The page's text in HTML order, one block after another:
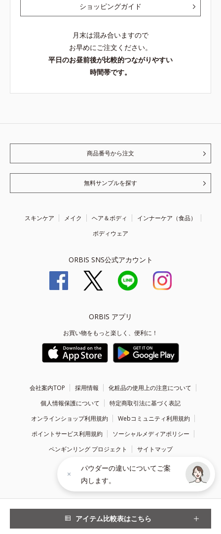
アイテム比較表はこちら
ショッピングガイド
月末は混み合いますので
お早めにご注文ください。
平日のお昼前後が比較的つながりやすい
時間帯です。
商品番号から注文
無料サンプルを探す
スキンケア メイク ヘア＆ボディ
インナーケア（食品）
ボディウェア
ORBIS SNS公式アカウント
ORBIS アプリ
お買い物をもっと楽しく、便利に！
会社案内TOP 採用情報
化粧品の使用上の注意について
個人情報保護について
特定商取引法に基づく表記
オンラインショップ利用規約
Webコミュニティ利用規約
ポイントサービス利用規約
ソーシャルメディアポリシー
ペンギンリング プロジェクト
サイトマップ
パウダーの違いについてご案
内します。